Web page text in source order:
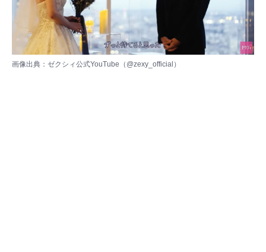
画像出典：ゼクシィ公式YouTube（ @zexy_official ）